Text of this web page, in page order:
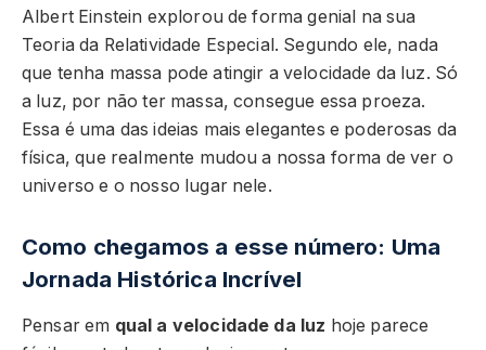
Albert Einstein explorou de forma genial na sua
Teoria da Relatividade Especial. Segundo ele, nada
que tenha massa pode atingir a velocidade da luz. Só
a luz, por não ter massa, consegue essa proeza.
Essa é uma das ideias mais elegantes e poderosas da
física, que realmente mudou a nossa forma de ver o
universo e o nosso lugar nele.
Como chegamos a esse número: Uma
Jornada Histórica Incrível
Pensar em qual a velocidade da luz hoje parece